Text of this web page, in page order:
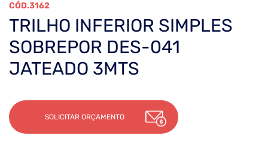
3162
TRILHO INFERIOR SIMPLES
SOBREPOR DES-041
JATEADO 3MTS
SOLICITAR ORÇAMENTO